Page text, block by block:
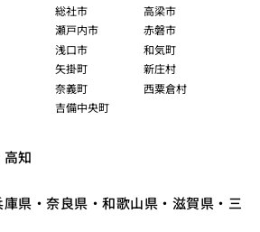
総社市
高梁市
瀬戸内市
赤磐市
浅口市
和気町
矢掛町
新庄村
奈義町
西粟倉村
吉備中央町
知
県・奈良県・和歌山県・滋賀県・三